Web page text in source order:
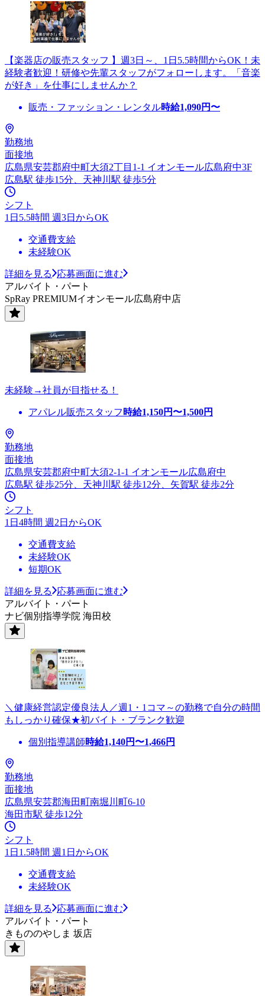
【楽器店の販売スタッフ 】週3日～、1日5.5時間からOK！未
経験者歓迎！研修や先輩スタッフがフォローします。「音楽
が好き」を仕事にしませんか？
販売・ファッション・レンタル時給1,090円〜
勤務地
面接地
広島県安芸郡府中町大須2丁目1-1 イオンモール広島府中3F
広島駅 徒歩15分、天神川駅 徒歩5分
シフト
1日5.5時間 週3日からOK
交通費支給
未経験OK
詳細を見る
応募画面に進む
アルバイト・パート
SpRay PREMIUMイオンモール広島府中店
未経験→社員が目指せる！
アパレル販売スタッフ 時給1,150円〜1,500円
勤務地
面接地
広島県安芸郡府中町大須2-1-1 イオンモール広島府中
広島駅 徒歩25分、天神川駅 徒歩12分、矢賀駅 徒歩2分
シフト
1日4時間 週2日からOK
交通費支給
未経験OK
短期OK
詳細を見る
応募画面に進む
アルバイト・パート
ナビ個別指導学院 海田校
＼健康経営認定優良法人／週1・1コマ～の勤務で自分の時間
もしっかり確保★初バイト・ブランク歓迎
個別指導講師時給1,140円〜1,466円
勤務地
面接地
広島県安芸郡海田町南堀川町6-10
海田市駅 徒歩12分
シフト
1日1.5時間 週1日からOK
交通費支給
未経験OK
詳細を見る
応募画面に進む
アルバイト・パート
きもののやしま 坂店